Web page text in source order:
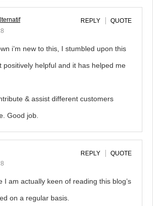
REPLY QUOTE
i’m new to this, I stumbled upon this
positively helpful and it has helped me
& assist different customers
Good job.
REPLY QUOTE
I am actually keen of reading this blog’s
on a regular basis.